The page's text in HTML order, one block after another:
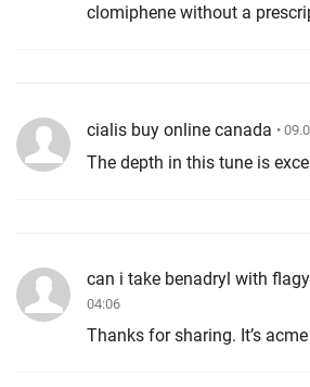
clomiphene without a
cialis buy online canada •
The depth in this tune is
can i take benadryl with flagyl
04:06
Thanks for sharing. It’s